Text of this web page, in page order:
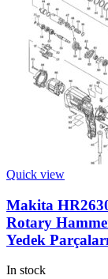
Quick view
Makita
Rotary
Yedek Parçaları
In stock